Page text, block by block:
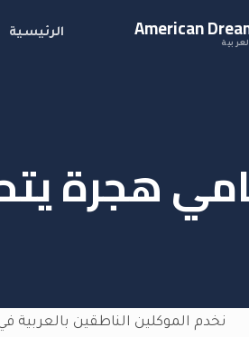
American الرئيسية
هجرة
نخدم الموكلين الناطقين